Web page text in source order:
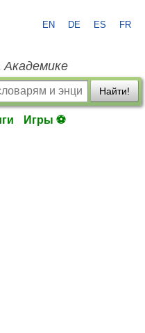
EN DE ES FR
Академике
Найти!
Игры ⚽